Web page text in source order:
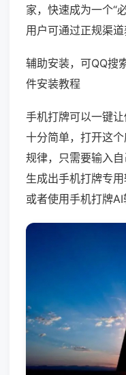
家，快速成为一个“
用户可通过正规渠道
辅助安装，可QQ搜
件安装教程
手机打牌可以一键
十分简单，打开这
规律，只需要输入
生成出手机打牌专
或者使用手机打牌AI